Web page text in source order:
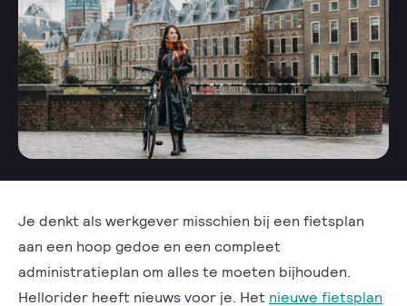
Je denkt als werkgever misschien bij een fietsplan
aan een hoop gedoe en een compleet
administratieplan om alles te moeten bijhouden.
Hellorider heeft nieuws voor je. Het nieuwe fietsplan